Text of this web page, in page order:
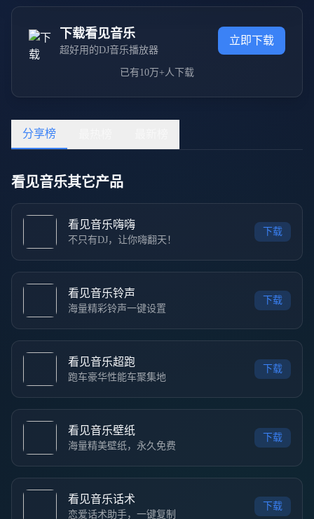
下载看见音乐
超好用的DJ音乐播放器
立即下载
已有10万+人下载
分享榜
看见音乐其它产品
看见音乐嗨嗨
不只有DJ，让你嗨翻天！
下载
看见音乐铃声
海量精彩铃声一键设置
下载
看见音乐超跑
跑车豪华性能车聚集地
下载
看见音乐壁纸
海量精美壁纸，永久免费
下载
看见音乐话术
恋爱话术助手，一键复制
下载